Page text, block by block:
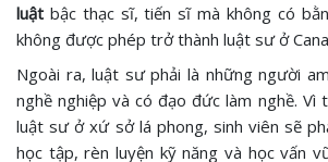
luật bậc thạc sĩ, tiến sĩ mà không có
không được phép trở thành luật sư ở
Ngoài ra, luật sư phải là những người
nghề nghiệp và có đạo đức làm nghề. Vì
luật sư ở xứ sở lá phong, sinh viên sẽ
học tập, rèn luyện kỹ năng và học vấn